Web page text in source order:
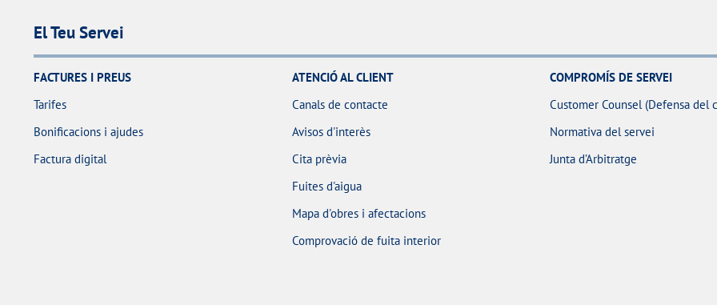
El Teu Servei
FACTURES I PREUS
Tarifes
Bonificacions i ajudes
Factura digital
ATENCIÓ AL CLIENT
Canals de contacte
Avisos d'interès
Cita prèvia
Fuites d'aigua
Mapa d'obres i afectacions
Comprovació de fuita interior
COMPROMÍS DE SERVEI
Customer Counsel (Defensa del
Normativa del servei
Junta d’Arbitratge